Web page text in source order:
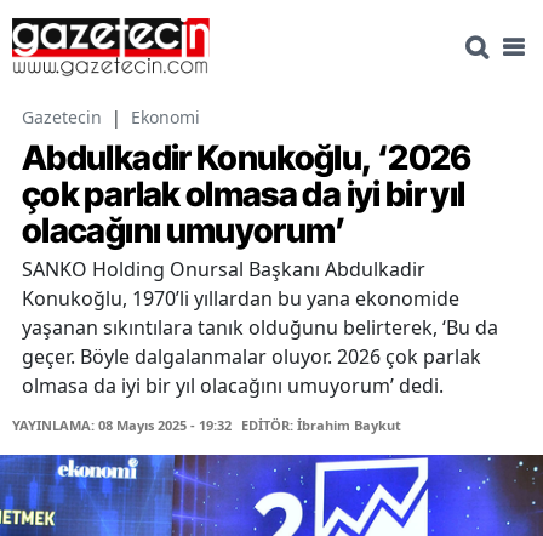
Gazetecin | Ekonomi
Abdulkadir Konukoğlu, ‘2026
çok parlak olmasa da iyi bir yıl
olacağını umuyorum’
SANKO Holding Onursal Başkanı Abdulkadir
Konukoğlu, 1970’li yıllardan bu yana ekonomide
yaşanan sıkıntılara tanık olduğunu belirterek, ‘Bu da
geçer. Böyle dalgalanmalar oluyor. 2026 çok parlak
olmasa da iyi bir yıl olacağını umuyorum’ dedi.
YAYINLAMA: 08 Mayıs 2025 - 19:32 EDİTÖR: İbrahim Baykut